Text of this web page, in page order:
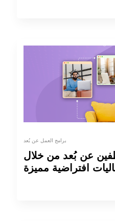
برامج العمل عن بُعد
عن بُعد من خلال
افتراضية مميزة